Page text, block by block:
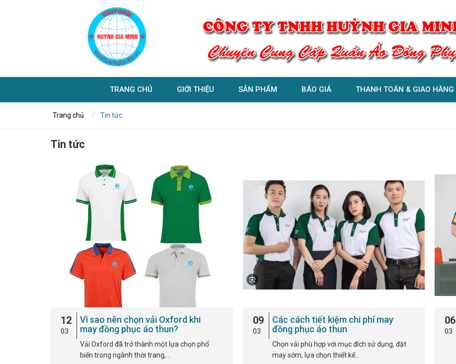
TRANG CHỦ GIỚI THIỆU SẢN PHẨM BÁO GIÁ THANH TOÁN & GIAO HÀNG
Trang chủ Tin tức
Tin tức
12
03
Vì sao nên chọn vải Oxford khi
may đồng phục áo thun?
Vải Oxford đã trở thành một lựa chọn phổ
biến trong ngành thời trang,…
09
03
Các cách tiết kiệm chi phí may
đồng phục áo thun
Chọn vải phù hợp với mục đích sử dụng, đặt
may sớm, lựa chọn thiết kế…
06
03